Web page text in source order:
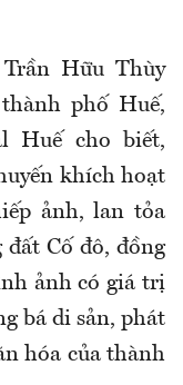
Hữu Thùy
phố Huế,
Huế cho biết,
khích hoạt
ảnh, lan tỏa
đất Cố đô, đồng
ảnh có giá trị
bá di sản, phát
hóa của thành